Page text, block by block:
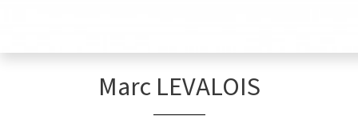
Marc LEVALOIS